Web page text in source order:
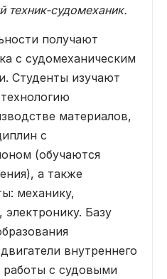
техник-судомеханик.
получают
с судомеханическим
Студенты изучают
материалов,
с
(обучаются
а также
механику,
Базу
внутреннего
работы с судовыми